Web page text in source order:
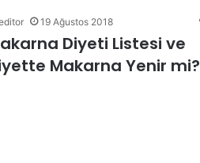
19 Ağustos 2018
Diyeti Listesi ve
Makarna Yenir mi?